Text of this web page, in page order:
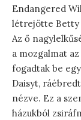
Endangered
létrejötte Betty
Az ő
a mozgalmat
fogadtak be
Daisyt,
nézve. Ez a
házukból